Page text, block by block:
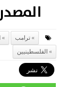
ترامب
الفلسطينيين